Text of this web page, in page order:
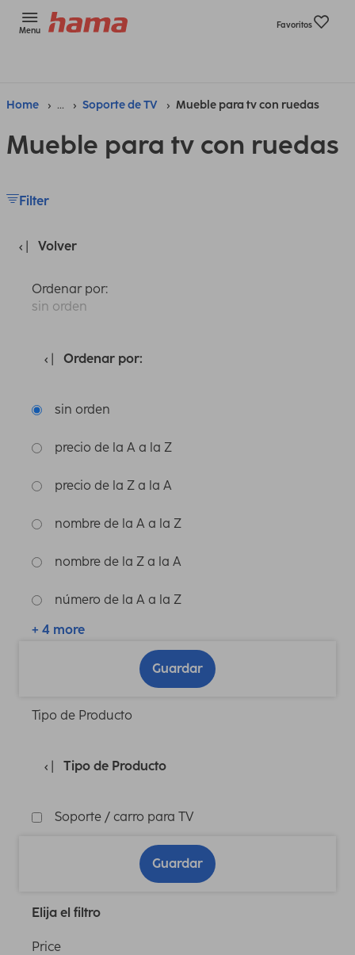
Menu
Favoritos
Home ... Soporte de TV Mueble para tv con ruedas
Mueble para tv con ruedas
Filter
Volver
Ordenar por:
sin orden
Ordenar por:
sin orden
precio de la A a la Z
precio de la Z a la A
nombre de la A a la Z
nombre de la Z a la A
número de la A a la Z
+ 4 more
Guardar
Tipo de Producto
Tipo de Producto
Soporte / carro para TV
Guardar
Elija el filtro
Price